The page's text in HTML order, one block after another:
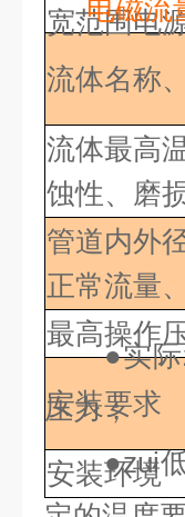
宽范围电
电磁流
流体名称
流体最高
蚀性、磨
管道内外
正常流量
最高操作
安装要求
安装环境
●实
压力；
●zui